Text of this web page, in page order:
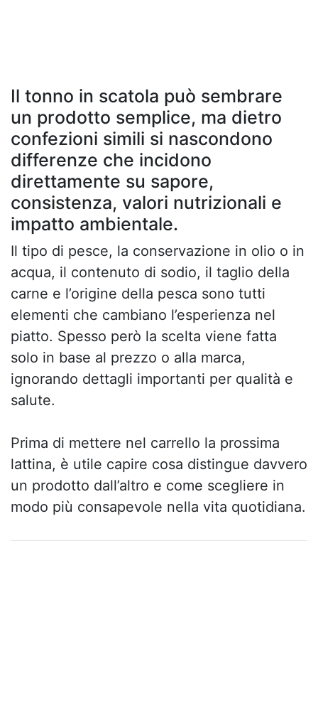
Il tonno in scatola può sembrare
un prodotto semplice, ma dietro
confezioni simili si nascondono
differenze che incidono
direttamente su sapore,
consistenza, valori nutrizionali e
impatto ambientale.
Il tipo di pesce, la conservazione in olio o in
acqua, il contenuto di sodio, il taglio della
carne e l’origine della pesca sono tutti
elementi che cambiano l’esperienza nel
piatto. Spesso però la scelta viene fatta
solo in base al prezzo o alla marca,
ignorando dettagli importanti per qualità e
salute.
Prima di mettere nel carrello la prossima
lattina, è utile capire cosa distingue davvero
un prodotto dall’altro e come scegliere in
modo più consapevole nella vita quotidiana.